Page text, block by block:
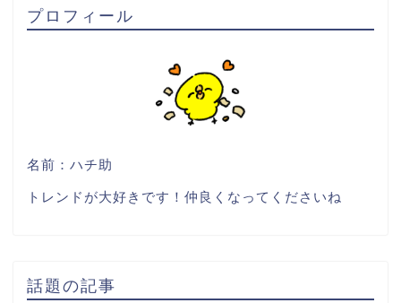
プロフィール
名前：ハチ助
トレンドが大好きです！仲良くなってくださいね
話題の記事